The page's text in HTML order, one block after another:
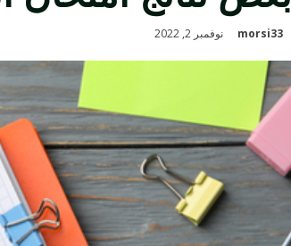
morsi33 نوفمبر 2, 2022